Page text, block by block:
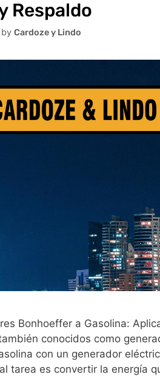
Respaldo
by Cardoze y Lindo
Bonhoeffer a Gasolina:
conocidos como
con un generador
tarea es convertir la energía